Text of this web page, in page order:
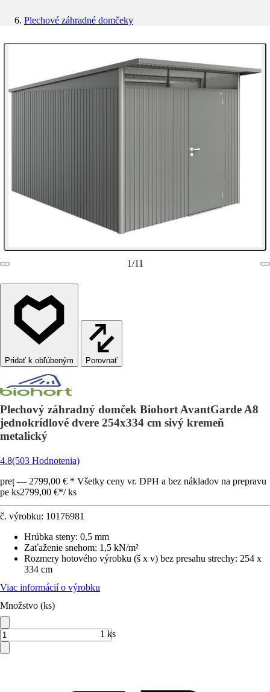
Plechové záhradné domčeky
1/11
Porovnať
Plechový záhradný domček Biohort AvantGarde A8
jednokrídlové dvere 254x334 cm sivý kremeň
metalický
4.8(503 Hodnotenia)
preț — 2799,00 € * Všetky ceny vr. DPH a bez nákladov na prepravu
pe ks2799,00 €*/ ks
č. výrobku: 10176981
Hrúbka steny: 0,5 mm
Zaťaženie snehom: 1,5 kN/m²
Rozmery hotového výrobku (š x v) bez presahu strechy: 254 x
334 cm
Viac informácií o výrobku
Množstvo (ks)
1 ks